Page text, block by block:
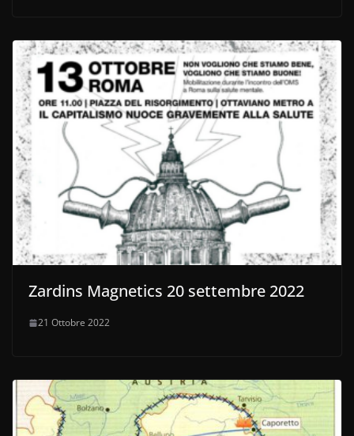
Zardins Magnetics 20 settembre 2022
21 Ottobre 2022